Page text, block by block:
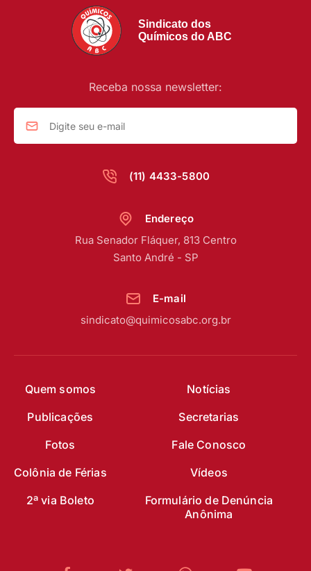
Sindicato dos
Químicos do ABC
(11) 4433-5800
Receba nossa newsletter:
Quem somos
Notícias
Publicações
Secretarias
Fotos
Fale Conosco
Colônia de Férias
Vídeos
2ª via Boleto
Formulário de Denúncia
Anônima
Endereço
Rua Senador Fláquer, 813 Centro
Santo André - SP
E-mail
sindicato@quimicosabc.org.br